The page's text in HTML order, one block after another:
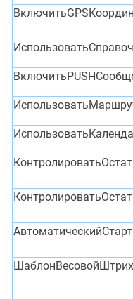
АвтоматическийСтарт